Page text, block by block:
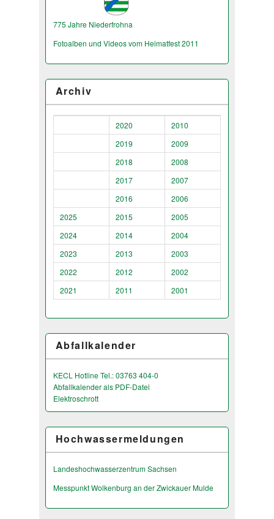
775 Jahre Niederfrohna
Fotoalben und Videos vom Heimatfest 2011
Archiv
2020
2010
2019
2009
2018
2008
2017
2007
2016
2006
2025
2015
2005
2024
2014
2004
2023
2013
2003
2022
2012
2002
2021
2011 2001
Abfallkalender
KECL Hotline Tel.: 03763 404-0
Abfallkalender als PDF-Datei
Elektroschrott
Hochwassermeldungen
Landeshochwas­serzentrum Sachsen
Messpunkt Wolkenburg an der Zwickauer Mulde